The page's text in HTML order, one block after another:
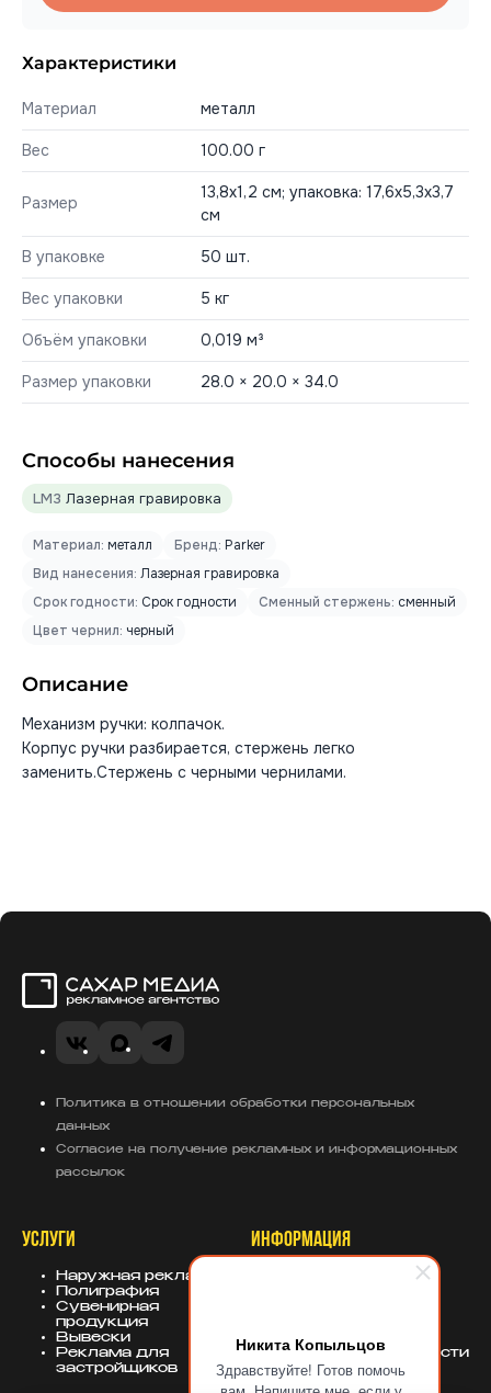
Никита Копыльцов
Здравствуйте! Готов помочь
Характеристики
Материал металл
Вес 100.00 г
Размер
13,8x1,2 см; упаковка: 17,6x5,3x3,7
см
В упаковке 50 шт.
Вес упаковки 5 кг
Объём упаковки 0,019 м³
Размер упаковки 28.0 × 20.0 × 34.0
Способы нанесения
LM3 Лазерная гравировка
Материал: металл Бренд: Parker
Вид нанесения: Лазерная гравировка
Срок годности: Срок годности Сменный стержень: сменный
Цвет чернил: черный
Описание
Механизм ручки: колпачок.
Корпус ручки разбирается, стержень легко
заменить.Стержень с черными чернилами.
VK MAXTelegram
Политика в отношении обработки персональных
данных
Согласие на получение рекламных и информационных
рассылок
УСЛУГИ
Наружная реклама
Полиграфия
Сувенирная
продукция
Вывески
Реклама для
застройщиков
ИНФОРМАЦИЯ
Политика
конфиденциальности